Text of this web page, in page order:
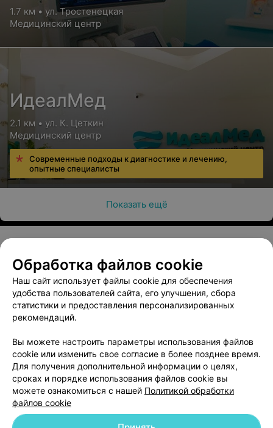
1.7 км • ул. Тростенецкая
Медицинский центр
ИдеалМед
2.1 км • ул. К. Цеткин
Медицинский центр
Современные подходы к диагностике и лечению,
опытные специалисты
Показать ещё
О проекте Новости проекта
Размещение рекламы
Медицинский маркетинг
Публичный договор
Пользовательское соглашение
Способы оплаты
Написать в поддержку
Персональные настройки cookie
Обработка персональных данных
Обработка файлов cookie
Наш сайт использует файлы cookie для обеспечения
удобства пользователей сайта, его улучшения, сбора
статистики и предоставления персонализированных
рекомендаций.
Вы можете настроить параметры использования файлов
cookie или изменить свое согласие в более позднее время.
Для получения дополнительной информации о целях,
сроках и порядке использования файлов cookie вы
можете ознакомиться с нашей Политикой обработки
файлов cookie